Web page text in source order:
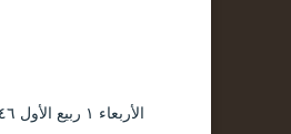
الأربعاء ۱ ربيع الأول ۱٤٤٦ هـ الموافق ٤ سبتمبر ۲۰۲٤ مـ |